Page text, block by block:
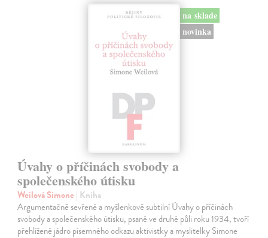
na sklade
novinka
Úvahy o příčinách svobody a
společenského útisku
Weilová Simone | Kniha
Argumentačně sevřené a myšlenkově subtilní Úvahy o příčinách
svobody a společenského útisku, psané ve druhé půli roku 1934, tvoří
přehlížené jádro písemného odkazu aktivistky a myslitelky Simone